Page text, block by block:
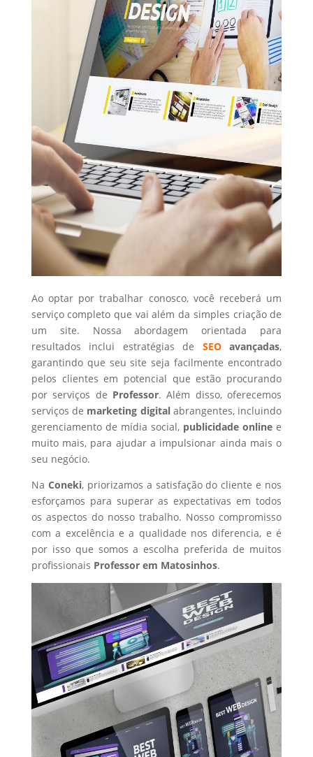
Ao optar por trabalhar conosco, você receberá um
serviço completo que vai além da simples criação de
um site. Nossa abordagem orientada para
resultados inclui estratégias de SEOavançadas,
garantindo que seu site seja facilmente encontrado
pelos clientes em potencial que estão procurando
por serviços de Professor. Além disso, oferecemos
serviços de marketing digital abrangentes, incluindo
gerenciamento de mídia social, publicidade online e
muito mais, para ajudar a impulsionar ainda mais o
seu negócio.
Na Coneki, priorizamos a satisfação do cliente e nos
esforçamos para superar as expectativas em todos
os aspectos do nosso trabalho. Nosso compromisso
com a excelência e a qualidade nos diferencia, e é
por isso que somos a escolha preferida de muitos
profissionais Professorem Matosinhos.